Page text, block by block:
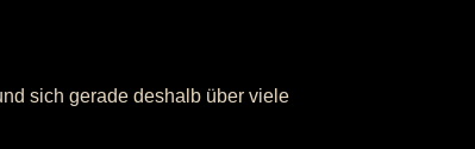
sich gerade deshalb über viele